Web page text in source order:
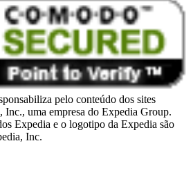
pelo conteúdo dos sites
uma empresa do Expedia Group.
Expedia e o logotipo da Expedia são
Inc.